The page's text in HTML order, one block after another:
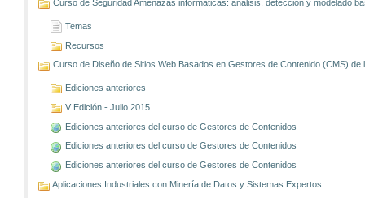
Curso de Seguridad Amenazas informáticas: análisis, detección y modelado
Temas
Recursos
Curso de Diseño de Sitios Web Basados en Gestores de Contenido (CMS) de
Ediciones anteriores
V Edición - Julio 2015
Ediciones anteriores del curso de Gestores de Contenidos
Ediciones anteriores del curso de Gestores de Contenidos
Ediciones anteriores del curso de Gestores de Contenidos
Aplicaciones Industriales con Minería de Datos y Sistemas Expertos